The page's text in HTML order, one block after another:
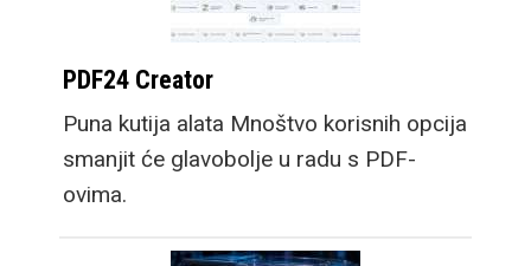
PDF24 Creator
Puna kutija alata Mnoštvo korisnih opcija
smanjit će glavobolje u radu s PDF-
ovima.